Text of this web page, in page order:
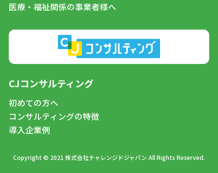
医療・福祉関係の事業者様へ
CJコンサルティング
初めての方へ
コンサルティングの特徴
導入企業例
Copyright © 2021 株式会社チャレンジドジャパン All Rights Reserved.